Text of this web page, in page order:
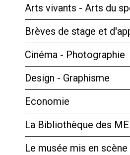
Arts vivants - Arts du
Brèves de stage et
Cinéma - Photographie
Design - Graphisme
Economie
La Bibliothèque des
Le musée mis en scène